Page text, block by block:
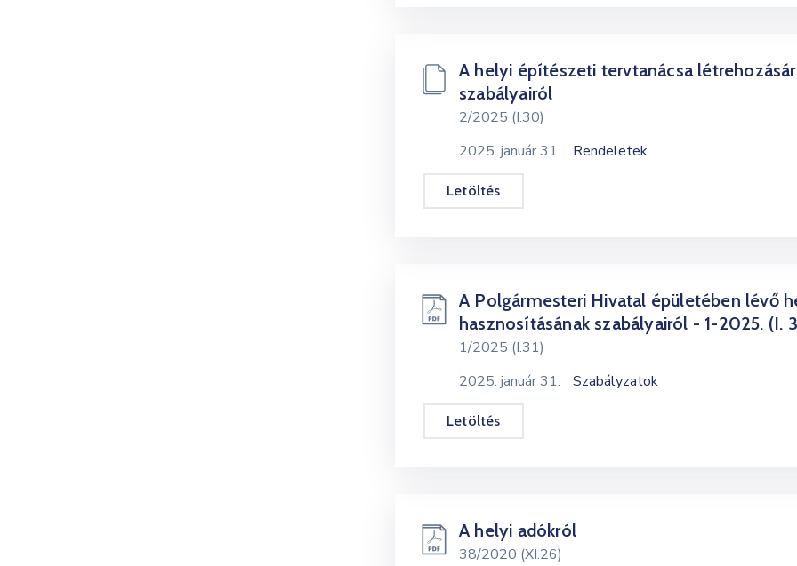
A helyi építészeti tervtanácsa
szabályairól
2/2025 (I.30)
2025. január 31.
Rendeletek
Letöltés
A Polgármesteri Hivatal épületében lévő
hasznosításának szabályairól - 1-2025. (I.
1/2025 (I.31)
2025. január 31.
Szabályzatok
Letöltés
A helyi adókról
38/2020 (XI.26)